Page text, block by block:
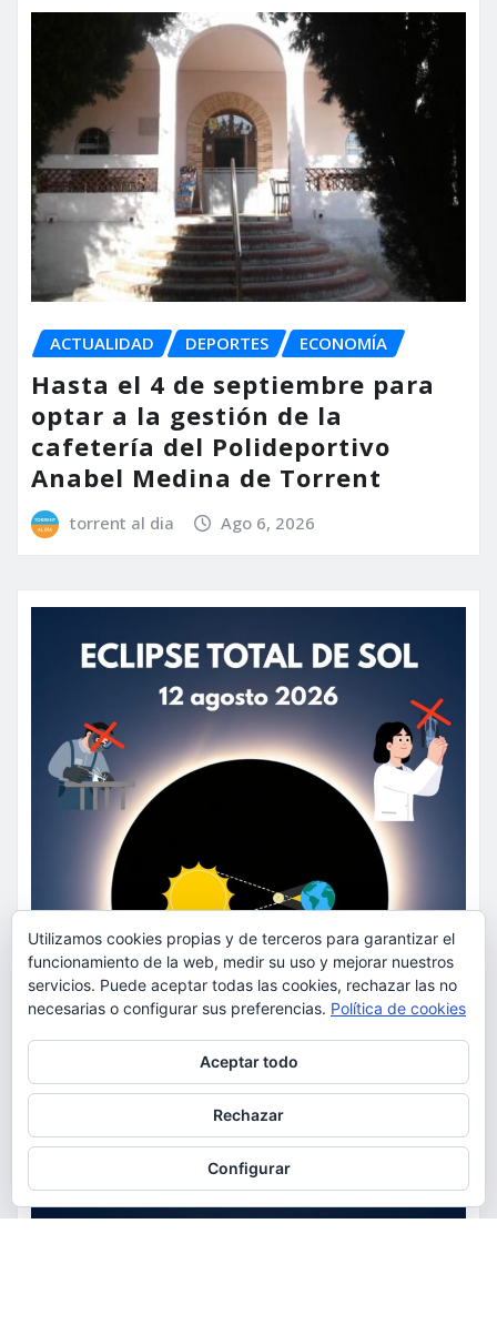
ACTUALIDAD DEPORTES ECONOMÍA
Hasta el 4 de septiembre para
optar a la gestión de la
cafetería del Polideportivo
Anabel Medina de Torrent
torrent al dia Ago 6, 2026
Utilizamos cookies propias y de terceros para garantizar el
funcionamiento de la web, medir su uso y mejorar nuestros
servicios. Puede aceptar todas las cookies, rechazar las no
necesarias o configurar sus preferencias. Política de cookies
Aceptar todo
Rechazar
Configurar
Para obtener más información, incluido cómo gestionar las cookies,